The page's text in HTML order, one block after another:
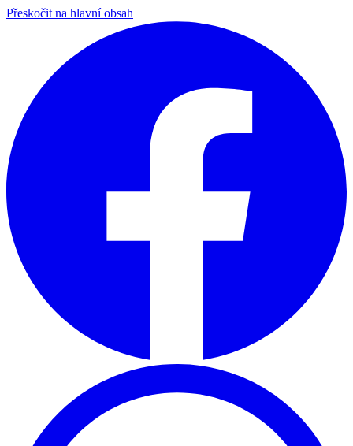
Přeskočit na hlavní obsah